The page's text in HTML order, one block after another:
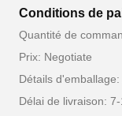
Conditions de
Quantité de
Prix: Negotiate
Détails
Délai de livraison: